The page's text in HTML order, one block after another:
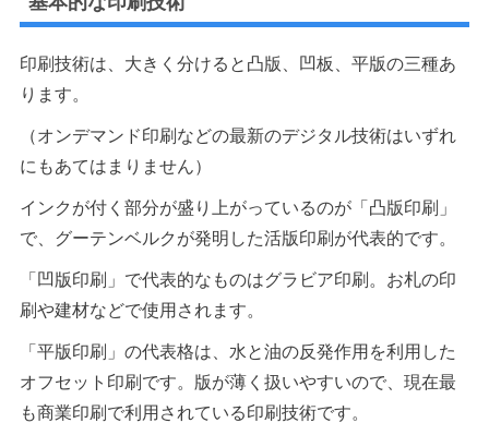
印刷技術は、大きく分けると凸版、凹板、平版の三種あ
ります。
（オンデマンド印刷などの最新のデジタル技術はいずれ
にもあてはまりません）
インクが付く部分が盛り上がっているのが「凸版印刷」
で、グーテンベルクが発明した活版印刷が代表的です。
「凹版印刷」で代表的なものはグラビア印刷。お札の印
刷や建材などで使用されます。
「平版印刷」の代表格は、水と油の反発作用を利用した
オフセット印刷です。版が薄く扱いやすいので、現在最
も商業印刷で利用されている印刷技術です。